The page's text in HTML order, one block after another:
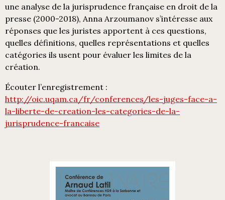
une analyse de la jurisprudence française en droit de la
presse (2000-2018), Anna Arzoumanov s’intéresse aux
réponses que les juristes apportent à ces questions,
quelles définitions, quelles représentations et quelles
catégories ils usent pour évaluer les limites de la
création.
Écouter l’enregistrement :
http://oic.uqam.ca/fr/conferences/les-juges-face-a-
la-liberte-de-creation-les-categories-de-la-
jurisprudence-francaise